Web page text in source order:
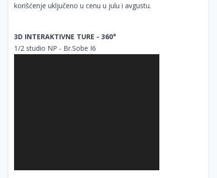
korišćenje uključeno u cenu u julu i avgustu.
3D INTERAKTIVNE TURE - 360°
1/2 studio NP - Br.Sobe I6